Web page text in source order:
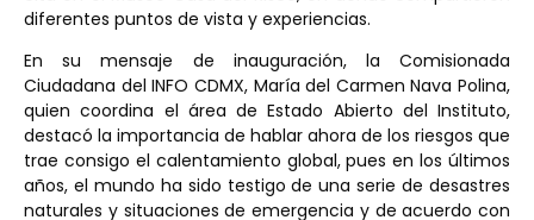
diferentes puntos de vista y experiencias.
En su mensaje de inauguración, la Comisionada
Ciudadana del INFO CDMX, María del Carmen Nava Polina,
quien coordina el área de Estado Abierto del Instituto,
destacó la importancia de hablar ahora de los riesgos que
trae consigo el calentamiento global, pues en los últimos
años, el mundo ha sido testigo de una serie de desastres
naturales y situaciones de emergencia y de acuerdo con